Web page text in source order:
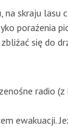
skraju lasu
porażenia
się do
radio
ewakuacji.